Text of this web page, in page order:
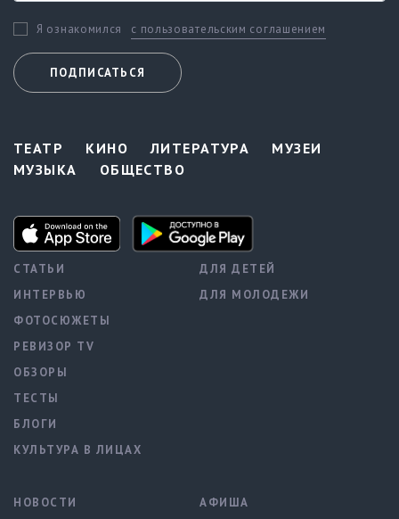
Я ознакомился с пользовательским соглашением
ПОДПИСАТЬСЯ
ТЕАТР КИНО ЛИТЕРАТУРА
МУЗЕИ
МУЗЫКА
ОБЩЕСТВО
СТАТЬИ
ИНТЕРВЬЮ
ФОТОСЮЖЕТЫ
РЕВИЗОР TV
ОБЗОРЫ
ТЕСТЫ
БЛОГИ
КУЛЬТУРА В ЛИЦАХ
ДЛЯ ДЕТЕЙ
ДЛЯ МОЛОДЕЖИ
НОВОСТИ
АФИША